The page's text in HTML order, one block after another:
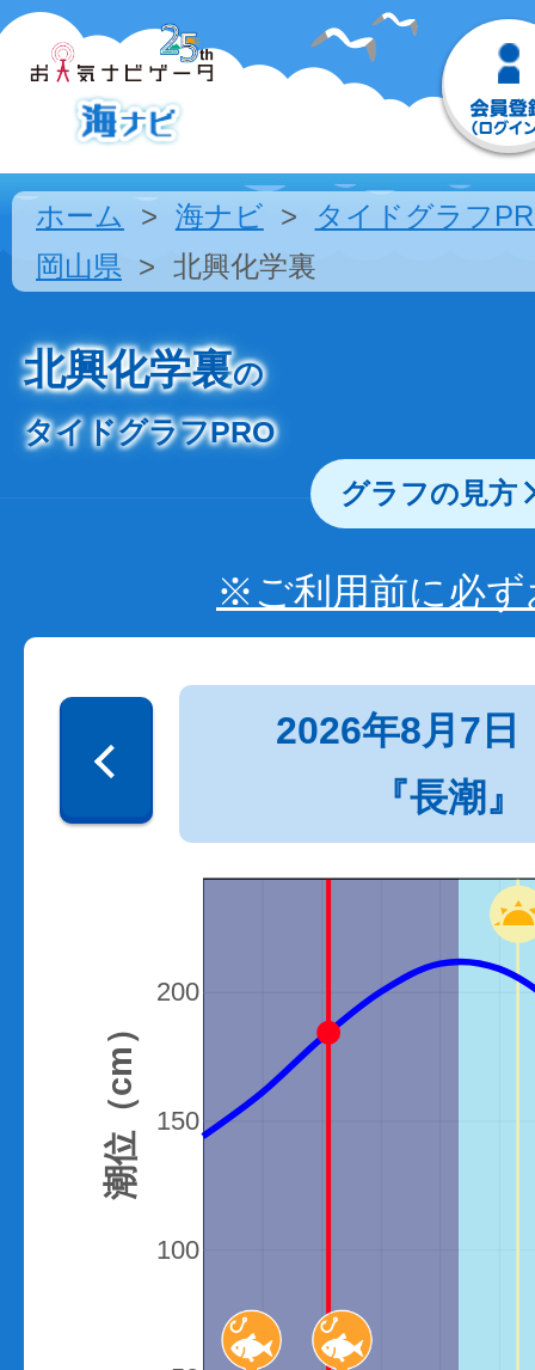
ホーム 海ナビ
タイドグラフ
岡山県
北興化学裏
北興化学裏の
タイドグラフPRO
グラフの見方
※ご利用前に必
2026年8月7日
『長潮』
100
150
200
潮位（cm）